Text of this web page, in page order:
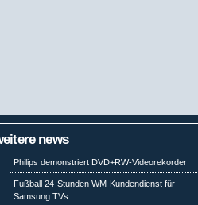
news
Philips demonstriert DVD+RW-Videorekorder
Fußball 24-Stunden WM-Kundendienst für
Samsung TVs